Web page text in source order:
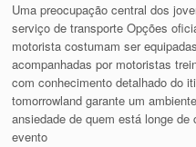
Uma preocupação central dos
serviço de transporte Opções
motorista costumam ser
acompanhadas por motoristas
com conhecimento detalhado do
tomorrowland garante um
ansiedade de quem está longe
evento